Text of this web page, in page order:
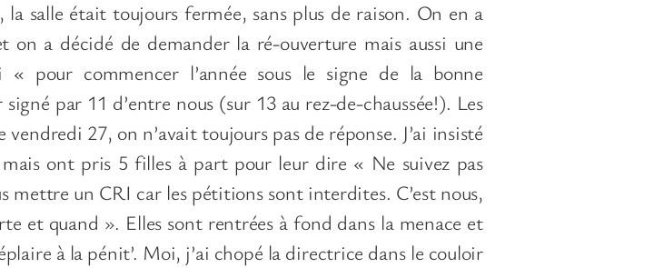
salle était toujours fermée, sans plus de raison. On en a
on a décidé de demander la ré-ouverture mais aussi une
pour commencer l’année sous le signe de la bonne
par 11 d’entre nous (sur 13 au rez-de-chaussée!). Les
27, on n’avait toujours pas de réponse. J’ai insisté
ont pris 5 filles à part pour leur dire « Ne suivez pas
mettre un CRI car les pétitions sont interdites. C’est nous,
et quand ». Elles sont rentrées à fond dans la menace et
à la pénit’. Moi, j’ai chopé la directrice dans le couloir